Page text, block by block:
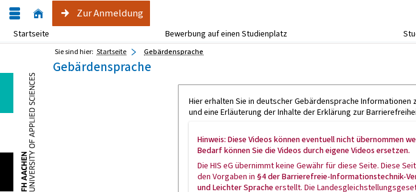
Zur Anmeldung
Startseite Bewerbung auf einen Studienplatz
Sie sind hier: Startseite Gebärdensprache
Gebärdensprache
Hier erhalten Sie in deutscher Gebärdensprache
und eine Erläuterung der Inhalte der Erklärung zur
Hinweis: Diese Videos können eventuell nicht übernommen
Bedarf können Sie die Videos durch eigene Videos ersetzen.
Die HIS eG übernimmt keine Gewähr für diese Seite. Diese
den Vorgaben in §4 der Barrierefreie-Informationstechnik-
und Leichter Spracheerstellt. Die